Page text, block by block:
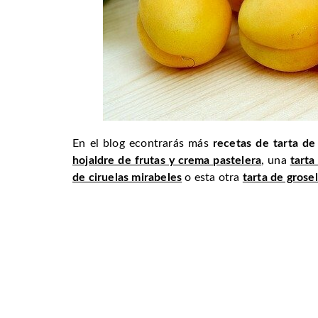
En el blog econtrarás más recetas de tarta
hojaldre de frutas y crema pastelera, una tarta
de ciruelas mirabeles o esta otra tarta de